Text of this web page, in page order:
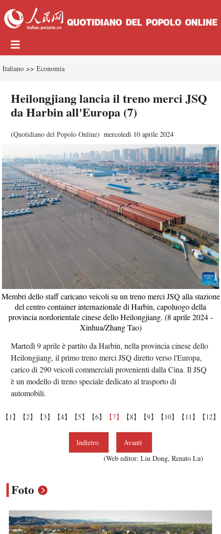
Italiano >> Economia
Heilongjiang lancia il treno merci JSQ
da Harbin all'Europa (7)
(Quotidiano del Popolo Online) mercoledì 10 aprile 2024
Membri dello staff caricano veicoli su un treno merci JSQ alla stazione
del centro container internazionale di Harbin, capoluogo della
provincia nordorientale cinese dello Heilongjiang. (8 aprile 2024 -
Xinhua/Zhang Tao)
Martedì 9 aprile è partito da Harbin, nella provincia cinese dello
Heilongjiang, il primo treno merci JSQ diretto verso l'Europa,
carico di 290 veicoli commerciali provenienti dalla Cina. Il JSQ
è un modello di treno speciale dedicato al trasporto di
automobili.
【1】 【2】 【3】 【4】 【5】 【6】 【7】 【8】 【9】 【10】 【11】 【12】
Indietro
Avanti
(Web editor: Liu Dong, Renato Lu)
Foto